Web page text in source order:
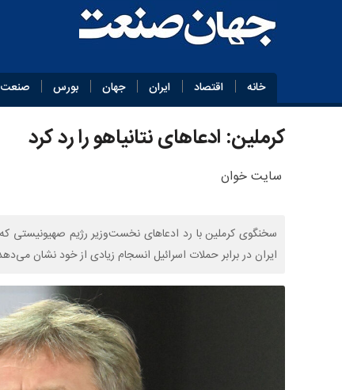
خانه اقتصاد ایران جهان بورس صنعت
کرملین: ادعاهای نتانیاهو را رد کرد
سایت خوان
سخنگوی کرملین با رد ادعاهای نخست‌وزیر رژیم صهیونیستی
ایران در برابر حملات اسرائیل انسجام زیادی از خود نشان